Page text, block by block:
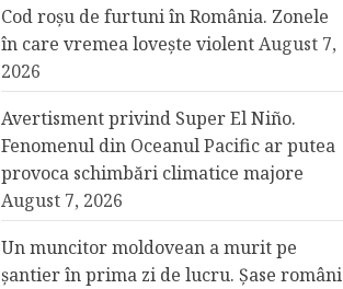
Cod roșu de furtuni în România. Zonele
în care vremea lovește violentAugust 7,
2026
Avertisment privind Super El Niño.
Fenomenul din Oceanul Pacific ar putea
provoca schimbări climatice majore
August 7, 2026
Un muncitor moldovean a murit pe
șantier în prima zi de lucru. Șase români